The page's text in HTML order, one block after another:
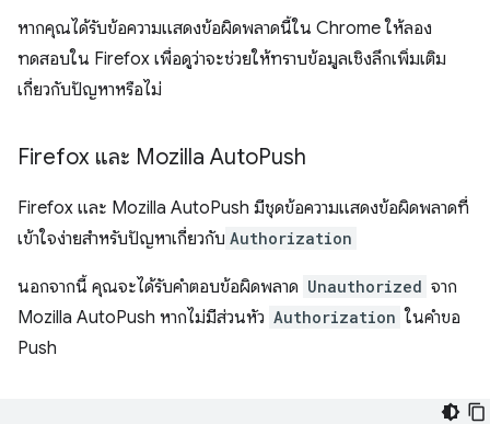
หากคุณได้รับข้อความแสดงข้อผิดพลาดนี้ใน Chrome ให้ลอง
ทดสอบใน Firefox เพื่อดูว่าจะช่วยให้ทราบข้อมูลเชิงลึกเพิ่มเติม
เกี่ยวกับปัญหาหรือไม่
Firefox และ Mozilla AutoPush
Firefox และ Mozilla AutoPush มีชุดข้อความแสดงข้อผิดพลาดที่
เข้าใจง่ายสำหรับปัญหาเกี่ยวกับ Authorization
นอกจากนี้ คุณจะได้รับคำตอบข้อผิดพลาด Unauthorized จาก
Mozilla AutoPush หากไม่มีส่วนหัว Authorization ในคำขอ
Push